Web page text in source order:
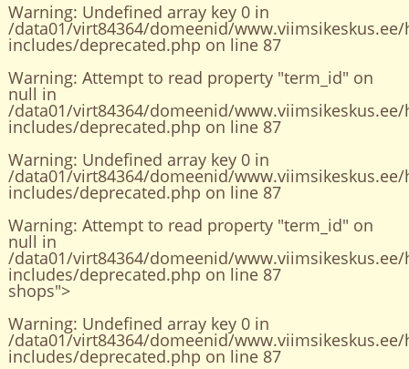
Warning: Undefined array key 0 in
/data01/virt84364/domeenid/
includes/deprecated.php on line 87
Warning: Attempt to read property "term_id" on
null in
/data01/virt84364/domeenid/
includes/deprecated.php on line 87
Warning: Undefined array key 0 in
/data01/virt84364/domeenid/
includes/deprecated.php on line 87
Warning: Attempt to read property "term_id" on
null in
/data01/virt84364/domeenid/
includes/deprecated.php on line 87
shops">
Warning: Undefined array key 0 in
/data01/virt84364/domeenid/
includes/deprecated.php on line 87